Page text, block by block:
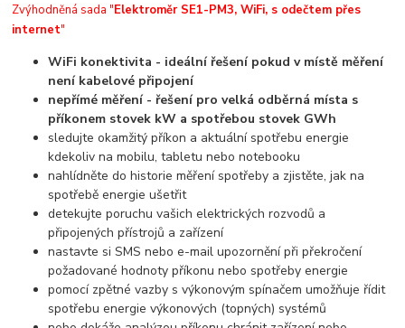
Zvýhodněná sada "Elektroměr SE1-PM3, WiFi, s odečtem přes
internet"
WiFi konektivita - ideální řešení pokud v místě měření
není kabelové připojení
nepřímé měření - řešení pro velká odběrná místa s
příkonem stovek kW a spotřebou stovek GWh
sledujte okamžitý příkon a aktuální spotřebu energie
kdekoliv na mobilu, tabletu nebo notebooku
nahlídněte do historie měření spotřeby a zjistěte, jak na
spotřebě energie ušetřit
detekujte poruchu vašich elektrických rozvodů a
připojených přístrojů a zařízení
nastavte si SMS nebo e-mail upozornění při překročení
požadované hodnoty příkonu nebo spotřeby energie
pomocí zpětné vazby s výkonovým spínačem umožňuje řídit
spotřebu energie výkonových (topných) systémů